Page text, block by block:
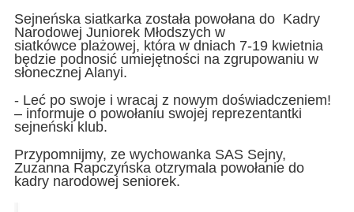
Sejneńska siatkarka została powołana do Kadry
Narodowej Juniorek Młodszych w
siatkówce plażowej, która w dniach 7-19 kwietnia
będzie podnosić umiejętności na zgrupowaniu w
słonecznej Alanyi.
- Leć po swoje i wracaj z nowym doświadczeniem!
– informuje o powołaniu swojej reprezentantki
sejneński klub.
Przypomnijmy, ze wychowanka SAS Sejny,
Zuzanna Rapczyńska otzrymala powołanie do
kadry narodowej seniorek.